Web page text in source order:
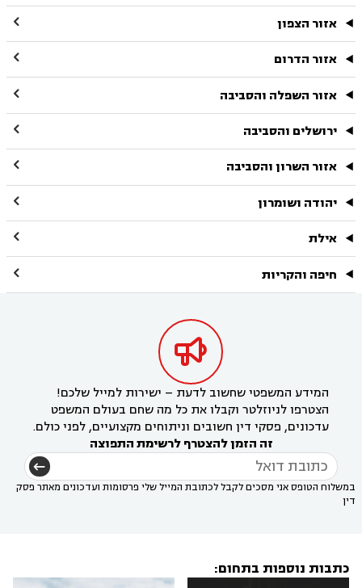
אזור הצפון 
אזור הדרום 
אזור השפלה והסביבה 
ירושלים והסביבה 
אזור השרון והסביבה 
יהודה ושומרון 
אילת 
חיפה והקריות 

המידע המשפטי שחשוב לדעת – ישירות למייל שלכם!
הצטרפו לניוזלטר וקבלו את כל מה שחם בעולם המשפט
עדכונים, פסקי דין חשובים וניתוחים מקצועיים, לפני כולם.
זה הזמן להצטרף לרשימת התפוצה
במשלוח הטופס אני מסכים לקבל לכתובת המייל שלי פרסומות ועדכונים מאתר פסק
דין
כתבות נוספות בתחום: